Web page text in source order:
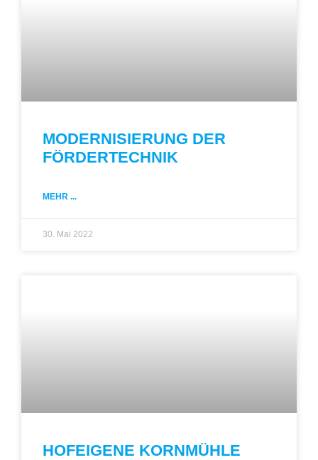
MODERNISIERUNG DER
FÖRDERTECHNIK
MEHR ...
30. Mai 2022
HOFEIGENE KORNMÜHLE